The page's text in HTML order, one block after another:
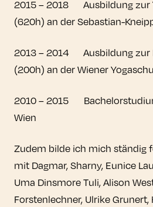
2015 – 2018 Ausbildung zur
(620h) an der Sebastian-
2013 – 2014 Ausbildung zur
(200h) an der Wiener
2010 – 2015
Wien
Zudem bilde ich mich ständig
mit Dagmar, Sharny, Eunice
Uma Dinsmore Tuli, Alison
Forstenlechner, Ulrike Grunert,